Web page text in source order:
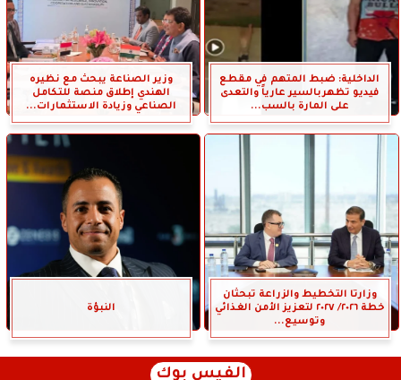
الداخلية: ضبط المتهم في مقطع
فيديو تظهربالسير عارياً والتعدى
على المارة بالسب...
وزير الصناعة يبحث مع نظيره
الهندي إطلاق منصة للتكامل
الصناعي وزيادة الاستثمارات...
وزارتا التخطيط والزراعة تبحثان
خطة ٢٠٢٦/ ٢٠٢٧ لتعزيز الأمن الغذائي
وتوسيع...
النبؤة
الفيس بوك